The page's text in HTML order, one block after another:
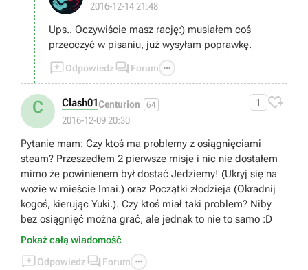
2016-12-14 21:48
Ups.. Oczywiście masz rację:) musiałem coś
przeoczyć w pisaniu, już wysyłam poprawkę.
Odpowiedz  Forum 
C Clash01Centurion 64
2016-12-09 20:30
1 
Pytanie mam: Czy ktoś ma problemy z osiągnięciami
steam? Przeszedłem 2 pierwsze misje i nic nie dostałem
mimo że powinienem był dostać Jedziemy! (Ukryj się na
wozie w mieście Imai.) oraz Początki złodzieja (Okradnij
kogoś, kierując Yuki.). Czy ktoś miał taki problem? Niby
bez osiągnięć można grać, ale jednak to nie to samo :D
Pokaż całą wiadomość
Odpowiedz  Forum 